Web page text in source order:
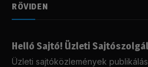
RÖVIDEN
Helló Sajtó! Üzleti
Üzleti sajtóközlemények